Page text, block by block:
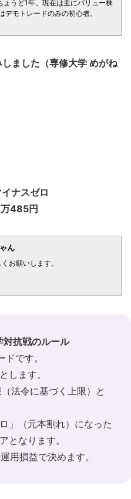
うど1年。現在は主にバリュー株
モトレードのみの初心者。
ました（専修大学 めがね
ナスゼロ
円
ん
お願いします。
抗戦のルール
です。
します。
法令に基づく上限）と
」（元本割れ）になった
となります。
用損益で決めます。